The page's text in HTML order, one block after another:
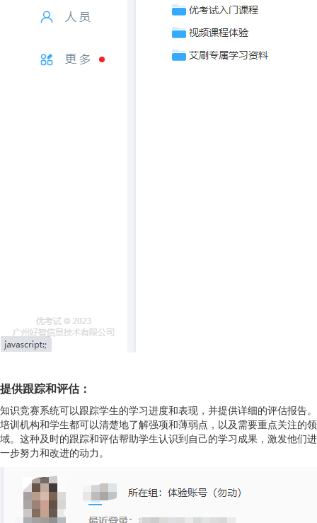
提供跟踪和评估：
知识竞赛系统可以跟踪学生的学习进度和表现，并提供详细的评估报告。
培训机构和学生都可以清楚地了解强项和薄弱点，以及需要重点关注的领
域。这种及时的跟踪和评估帮助学生认识到自己的学习成果，激发他们进
一步努力和改进的动力。